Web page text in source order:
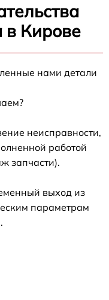
в Кирове
нами детали
неисправности,
работой
запчасти).
выход из
параметрам